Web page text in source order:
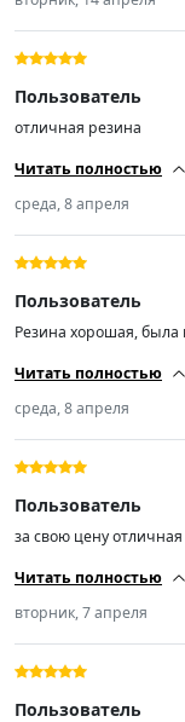
именно та которую
звезды.
Пользователь
отличная резина
Читать полностью
среда, 8 апреля
Пользователь
Резина хорошая, была
Читать полностью
среда, 8 апреля
Пользователь
за свою цену
Читать полностью
вторник, 7 апреля
Пользователь